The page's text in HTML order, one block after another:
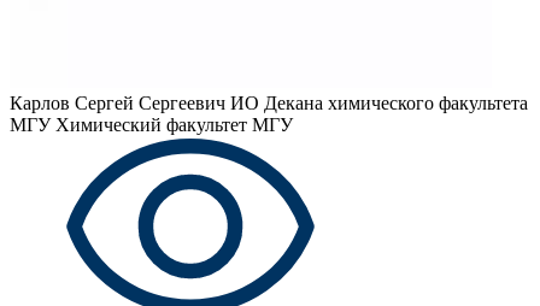
Карлов Сергей Сергеевич ИО Декана химического факультета
МГУ Химический факультет МГУ